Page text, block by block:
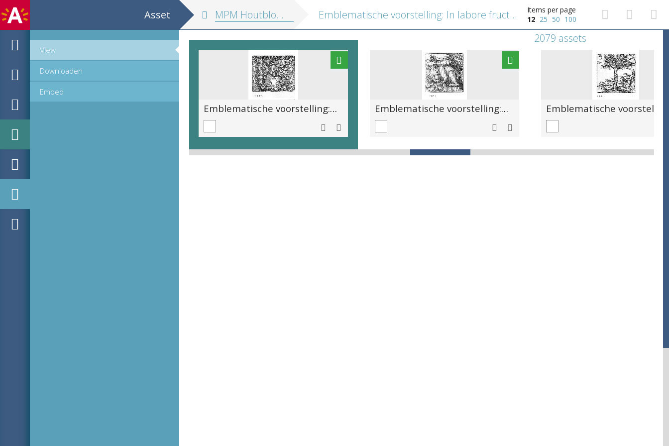
Asset
View
Downloaden
Embed
MPM Houtblokken vol. 1: Religieuze illustraties en Emblemata Emblematische voorstelling: In labore fructus [Door arbeid tot vrucht]. Met wapenschild van Johannes Sambucus
Items per page
12 25 50 100
2079 assets
Emblematische voorstelling: In labore fructus [Door arbeid tot vrucht]. Met wapenschild van Johannes Sambucus Emblematische voorstelling: Adulator saluti reipublicae gravis [Vleierij vergiftigt de gezondheid van de staat]